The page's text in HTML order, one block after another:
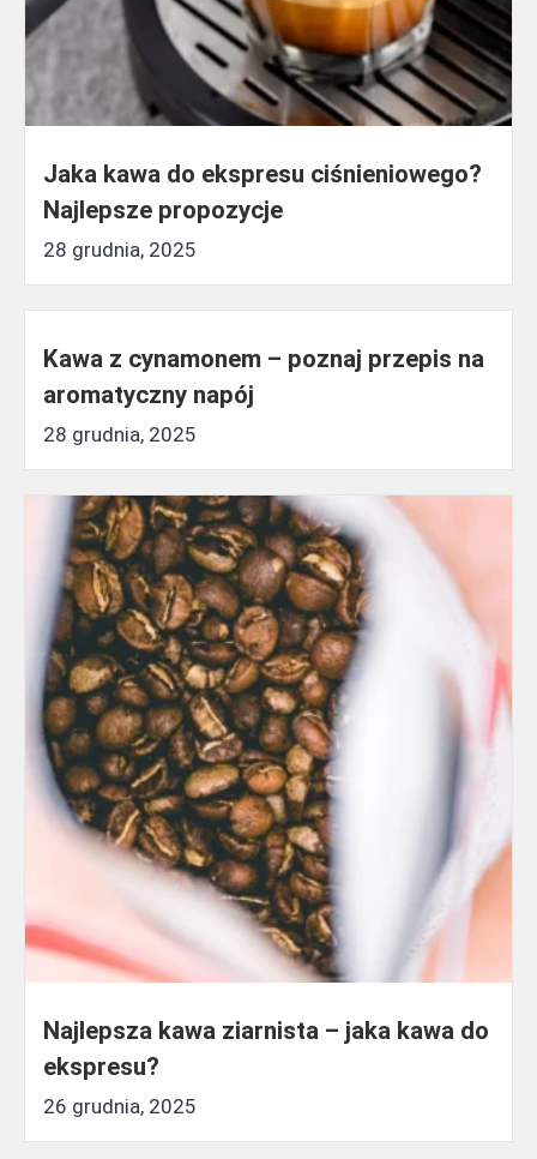
Jaka kawa do ekspresu ciśnieniowego?
Najlepsze propozycje
28 grudnia, 2025
Kawa z cynamonem – poznaj przepis na
aromatyczny napój
28 grudnia, 2025
Najlepsza kawa ziarnista – jaka kawa do
ekspresu?
26 grudnia, 2025